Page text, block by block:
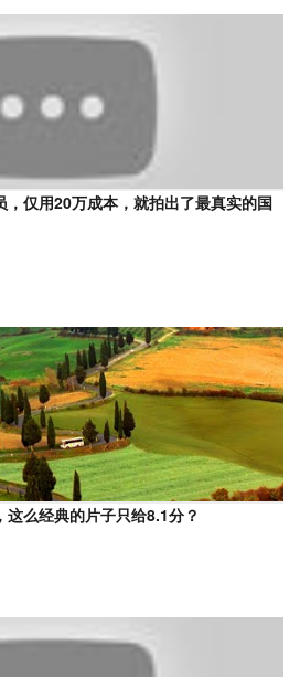
，仅用20万成本，就拍出了最真实的国
这么经典的片子只给8.1分？